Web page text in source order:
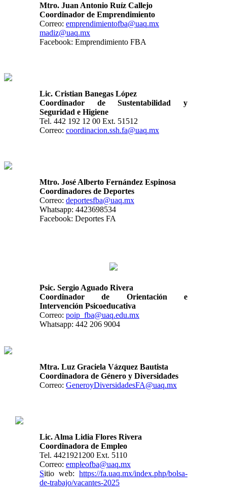
Mtro. Juan Antonio Ruíz Callejo
Coordinador de Emprendimiento
Correo: emprendimientofba@uaq.mx
madiz@uaq.mx
Facebook: Emprendimiento FBA
Lic. Cristian Banegas López
Coordinador de Sustentabilidad y
Seguridad e Higiene
Tel. 442 192 12 00 Ext. 51512
Correo: coordinacion.ssh.fa@uaq.mx
Mtro. José Alberto Fernández Espinosa
Coordinadores de Deportes
Correo: deportesfba@uaq.mx
Whatsapp: 4423698534
Facebook: Deportes FA
Psic. Sergio Aguado Rivera
Coordinador de Orientación e
Intervención Psicoeducativa
Correo: poip_fba@uaq.edu.mx
Whatsapp: 442 206 9004
Mtra. Luz Graciela Vázquez Bautista
Coordinadora de Género y Diversidades
Correo: GeneroyDiversidadesFA@uaq.mx
Lic. Alma Lidia Flores Rivera
Coordinadora de Empleo
Tel. 4421921200 Ext. 5110
Correo: empleofba@uaq.mx
Sitio web: https://fa.uaq.mx/index.php/bolsa-
de-trabajo/vacantes-2025